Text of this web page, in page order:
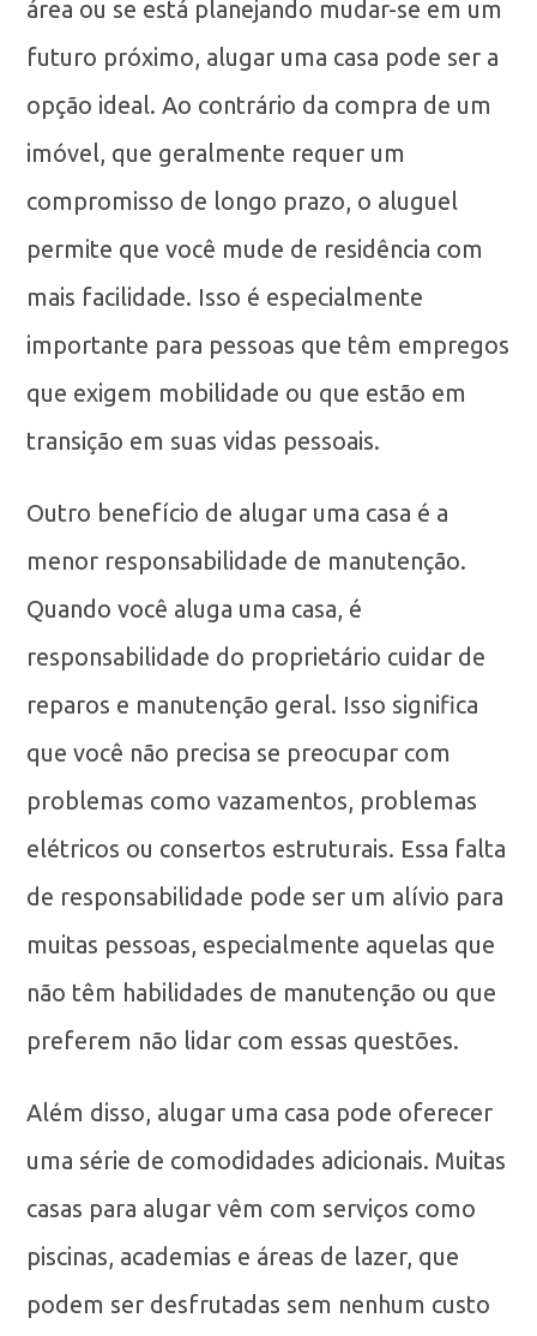
área ou se está planejando mudar-se em um
futuro próximo, alugar uma casa pode ser a
opção ideal. Ao contrário da compra de um
imóvel, que geralmente requer um
compromisso de longo prazo, o aluguel
permite que você mude de residência com
mais facilidade. Isso é especialmente
importante para pessoas que têm empregos
que exigem mobilidade ou que estão em
transição em suas vidas pessoais.
Outro benefício de alugar uma casa é a
menor responsabilidade de manutenção.
Quando você aluga uma casa, é
responsabilidade do proprietário cuidar de
reparos e manutenção geral. Isso significa
que você não precisa se preocupar com
problemas como vazamentos, problemas
elétricos ou consertos estruturais. Essa falta
de responsabilidade pode ser um alívio para
muitas pessoas, especialmente aquelas que
não têm habilidades de manutenção ou que
preferem não lidar com essas questões.
Além disso, alugar uma casa pode oferecer
uma série de comodidades adicionais. Muitas
casas para alugar vêm com serviços como
piscinas, academias e áreas de lazer, que
podem ser desfrutadas sem nenhum custo